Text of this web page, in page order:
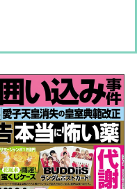
「美容成分」は？